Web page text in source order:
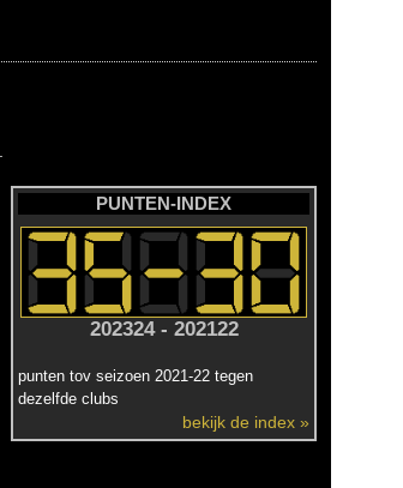
PUNTEN-INDEX
202324 - 202122
punten tov seizoen 2021-22 tegen
dezelfde clubs
bekijk de index »